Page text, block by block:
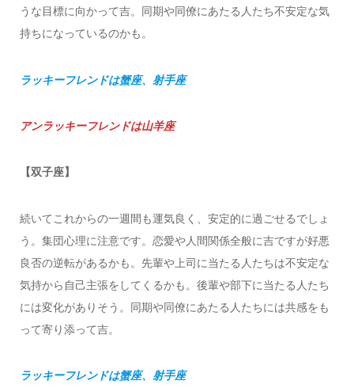
うな目標に向かって吉。同期や同僚にあたる人たち不安定な気
持ちになっているのかも。
ラッキーフレンドは蟹座、射手座
アンラッキーフレンドは山羊座
【双子座】
続いてこれからの一週間も運気良く、安定的に過ごせるでしょ
う。集団心理に注意です。恋愛や人間関係全般に吉ですが好悪
良否の逆転があるかも。先輩や上司に当たる人たちは不安定な
気持から自己主張をしてくるかも。後輩や部下に当たる人たち
には変化がありそう。同期や同僚にあたる人たちには共感をも
って寄り添って吉。
ラッキーフレンドは蟹座、射手座